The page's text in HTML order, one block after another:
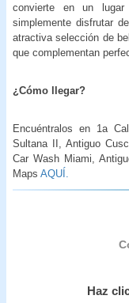
convierte en un
simplemente disfrutar
atractiva selección de
que complementan
¿Cómo llegar?
Encuéntralos en 1a
Sultana II, Antiguo
Car Wash Miami,
Maps AQUÍ.
Haz